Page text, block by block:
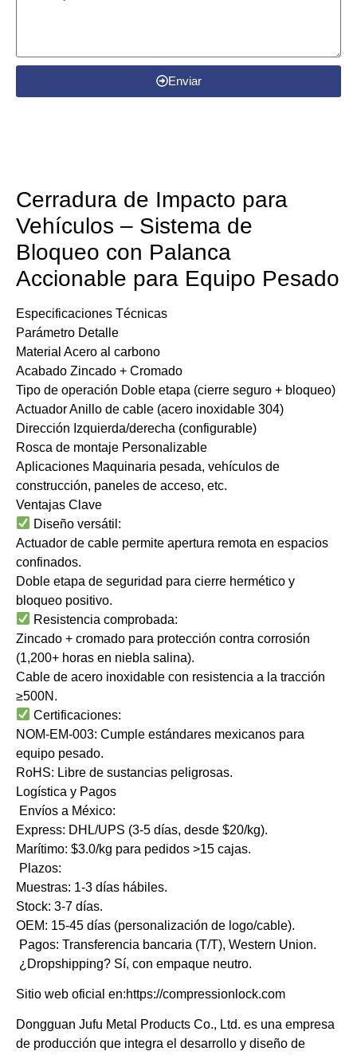
Enviar
Cerradura de Impacto para
Vehículos – Sistema de
Bloqueo con Palanca
Accionable para Equipo Pesado
​​Especificaciones Técnicas​​
​​Parámetro​​ ​​Detalle​​
​​Material​​ Acero al carbono
​​Acabado​​ Zincado + Cromado
​​Tipo de operación​​ Doble etapa (cierre seguro + bloqueo)
​​Actuador​​ Anillo de cable (acero inoxidable 304)
​​Dirección​​ Izquierda/derecha (configurable)
​​Rosca de montaje​​ Personalizable
​​Aplicaciones​​ Maquinaria pesada, vehículos de
construcción, paneles de acceso, etc.
​​Ventajas Clave​​
​​Diseño versátil:​​
​​Actuador de cable​​ permite apertura remota en espacios
confinados.
​​Doble etapa de seguridad​​ para cierre hermético y
bloqueo positivo.
​​Resistencia comprobada:​​
​​Zincado + cromado​​ para protección contra corrosión
(1,200+ horas en niebla salina).
​​Cable de acero inoxidable​​ con resistencia a la tracción
≥500N.
​​Certificaciones:​​
​​NOM-EM-003​​: Cumple estándares mexicanos para
equipo pesado.
​​RoHS​​: Libre de sustancias peligrosas.
​​Logística y Pagos​​
​​Envíos a México:​​
​​Express:​​ DHL/UPS (3-5 días, desde $20/kg).
​​Marítimo:​​ $3.0/kg para pedidos >15 cajas.
​​Plazos:​​
​​Muestras:​​ 1-3 días hábiles.
​​Stock:​​ 3-7 días.
​​OEM:​​ 15-45 días (personalización de logo/cable).
​​Pagos:​​ Transferencia bancaria (T/T), Western Union.
​​¿Dropshipping?​​ Sí, con empaque neutro.
Sitio web oficial en:https://compressionlock.com
Dongguan Jufu Metal Products Co., Ltd. es una empresa
de producción que integra el desarrollo y diseño de